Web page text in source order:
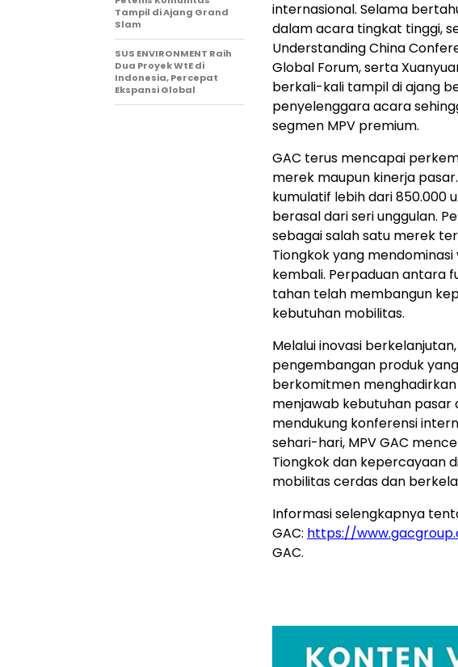
internasional. Selama
dalam acara tingkat tinggi,
Understanding China
Global Forum, serta
berkali-kali tampil di ajang
penyelenggara acara
segmen MPV premium.
GAC terus mencapai
merek maupun kinerja
kumulatif lebih dari 850.000
berasal dari seri unggulan.
sebagai salah satu merek
Tiongkok yang
kembali. Perpaduan antara
tahan telah membangun
kebutuhan mobilitas.
Melalui inovasi
pengembangan produk
berkomitmen
menjawab kebutuhan pasar
mendukung konferensi
sehari-hari, MPV GAC
Tiongkok dan kepercayaan
mobilitas cerdas dan
Informasi selengkapnya
GAC: https://
GAC.
Tampil di Ajang Grand
Slam
SUS ENVIRONMENT Raih
Dua Proyek WtE di
Indonesia, Percepat
Ekspansi Global